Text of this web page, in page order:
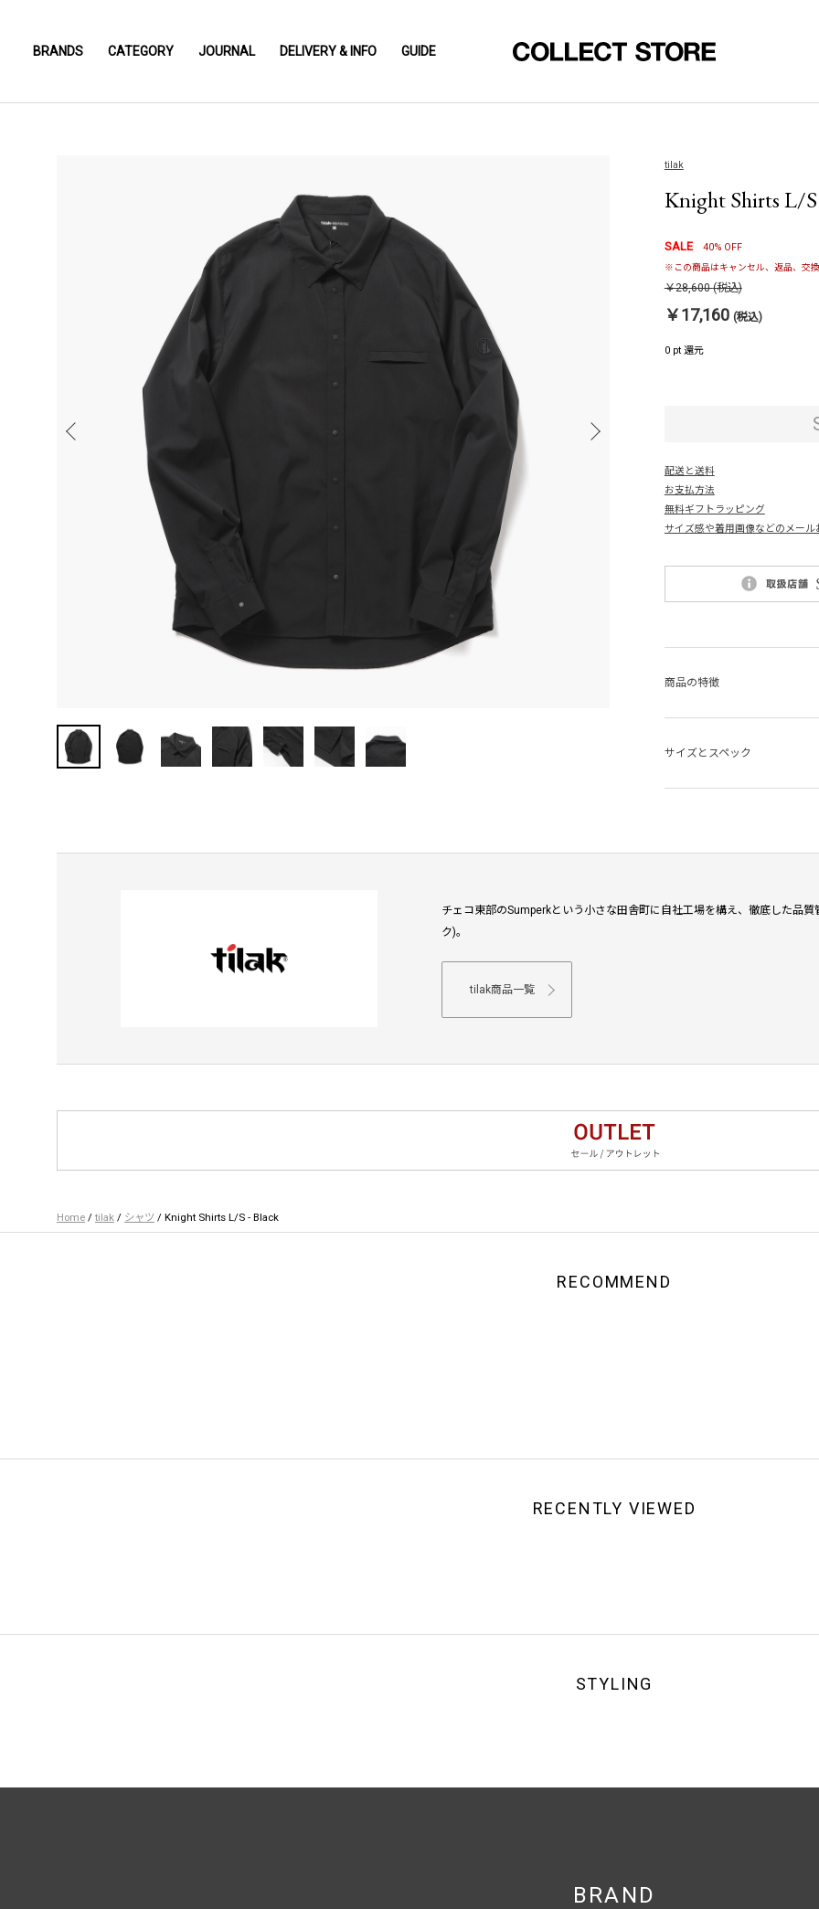
BRANDS CATEGORY JOURNAL DELIVERY & INFO GUIDE
tilak
Knight Shirts L/
SALE 40% OFF
※この商品はキャンセル、返品、交
￥28,600(税込)
￥17,160 (税込)
0 pt 還元
配送と送料
お支払方法
無料ギフトラッピング
サイズ感や着用画像などのメール
商品の特徴
サイズとスペック
チェコ東部のSumperkという小さな田舎町に自社工場を構え、徹底した品
ク)。
tilak商品一覧
Home / tilak / シャツ / Knight Shirts L/S - Black
RECOMMEND
RECENTLY VIEWED
STYLING
BRAND